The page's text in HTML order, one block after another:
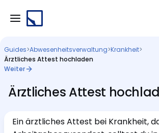
Guides>Abwesenheitsverwaltung>Krankheit>
Ärztliches Attest hochladen
Weiter
Ärztliches Attest
Ein ärztliches Attest bei Krankheit,